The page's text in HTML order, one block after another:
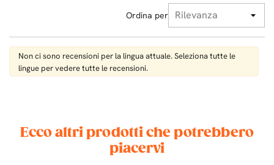
Ordina per
Non ci sono recensioni per la lingua attuale. Seleziona tutte le
lingue per vedere tutte le recensioni.
Ecco altri prodotti che potrebbero
piacervi